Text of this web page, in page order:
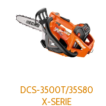
DCS-3500T/35S80
X-SERIE